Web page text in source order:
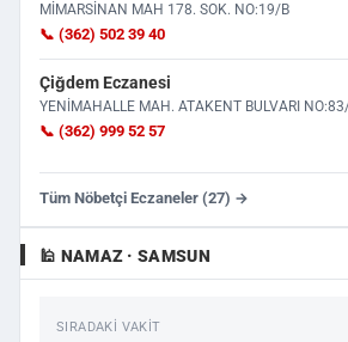
MİMARSİNAN MAH 178. SOK. NO:19/B
📞 (362) 502 39 40
Çiğdem Eczanesi
YENİMAHALLE MAH. ATAKENT BULVARI
📞 (362) 999 52 57
Tüm Nöbetçi Eczaneler (27) →
🕌 NAMAZ · SAMSUN
SIRADAKI VAKIT